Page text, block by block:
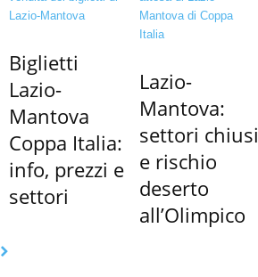
Biglietti
Lazio-
Mantova
Coppa Italia:
info, prezzi e
settori
Lazio-
Mantova:
settori chiusi
e rischio
deserto
all’Olimpico